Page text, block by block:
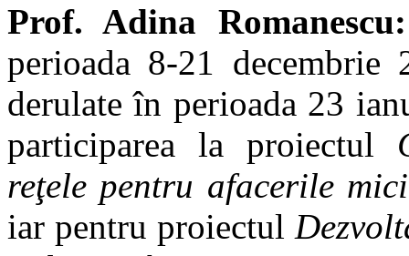
Prof. Adina Romanescu:
perioada 8-21
derulate în perioada 23
participarea la proiectul
reţele pentru afacerile
iar pentru proiectul